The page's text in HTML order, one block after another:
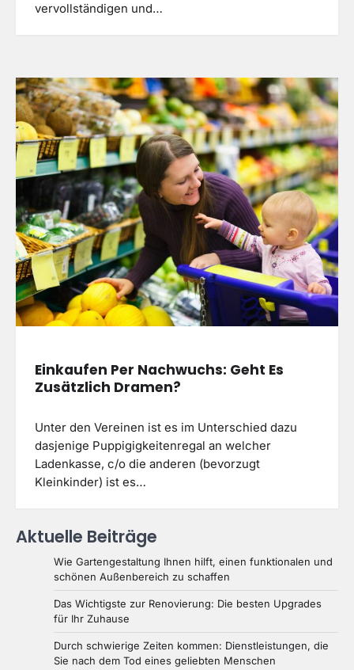
vervollständigen und…
Einkaufen Per Nachwuchs: Geht Es
Zusätzlich Dramen?
Unter den Vereinen ist es im Unterschied dazu
dasjenige Puppigigkeitenregal an welcher
Ladenkasse, c/o die anderen (bevorzugt
Kleinkinder) ist es…
Aktuelle Beiträge
Wie Gartengestaltung Ihnen hilft, einen funktionalen und
schönen Außenbereich zu schaffen
Das Wichtigste zur Renovierung: Die besten Upgrades
für Ihr Zuhause
Durch schwierige Zeiten kommen: Dienstleistungen, die
Sie nach dem Tod eines geliebten Menschen